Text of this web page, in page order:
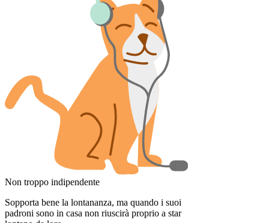
Non troppo indipendente
Sopporta bene la lontananza, ma quando i suoi
padroni sono in casa non riuscirà proprio a star